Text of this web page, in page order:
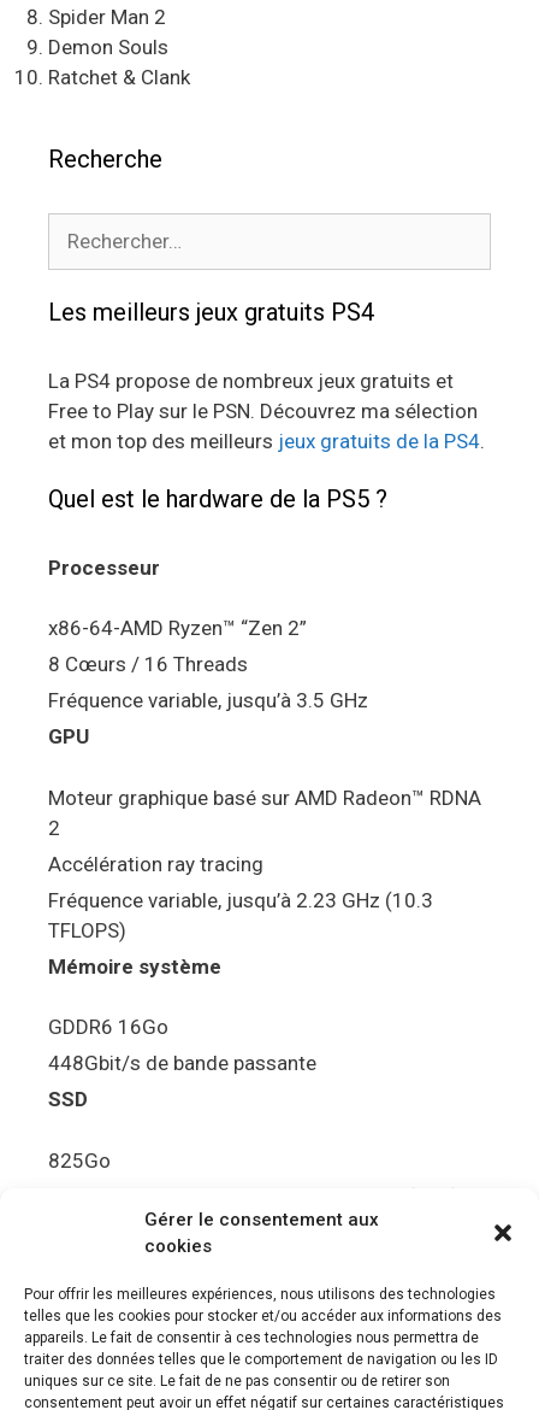
Gérer le consentement aux
cookies
Pour offrir les meilleures expériences, nous utilisons des technologies
telles que les cookies pour stocker et/ou accéder aux informations des
appareils. Le fait de consentir à ces technologies nous permettra de
traiter des données telles que le comportement de navigation ou les ID
uniques sur ce site. Le fait de ne pas consentir ou de retirer son
consentement peut avoir un effet négatif sur certaines caractéristiques
Spider Man 2
Demon Souls
Ratchet & Clank
Recherche
Les meilleurs jeux gratuits PS4
La PS4 propose de nombreux jeux gratuits et
Free to Play sur le PSN. Découvrez ma sélection
et mon top des meilleurs jeux gratuits de la PS4.
Quel est le hardware de la PS5 ?
Processeur
x86-64-AMD Ryzen™ “Zen 2”
8 Cœurs / 16 Threads
Fréquence variable, jusqu’à 3.5 GHz
GPU
Moteur graphique basé sur AMD Radeon™ RDNA
2
Accélération ray tracing
Fréquence variable, jusqu’à 2.23 GHz (10.3
TFLOPS)
Mémoire système
GDDR6 16Go
448Gbit/s de bande passante
SSD
825Go
5.5Gbit/s de bande passante en lecture (Brut)
Disque de jeu PS5
Ultra HD Blu-ray™, jusqu’à 100Go/disque
Sortie vidéo
Compatibilité avec les téléviseurs 4K 120Hz et